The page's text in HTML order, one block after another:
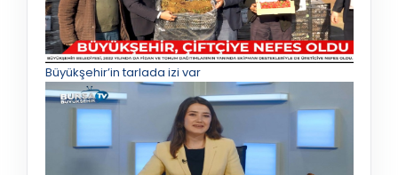
Büyükşehir’in tarlada izi var